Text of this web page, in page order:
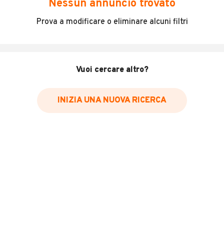
Incidenti in cui è stato coinvolto il veicolo
Data e luogo delle revisioni effettuate
Inserisci il numero di targa per verificare la disponibilità
Nessun annuncio trovato
Prova a modificare o eliminare alcuni filtri
Vuoi cercare altro?
INIZIA UNA NUOVA RICERCA